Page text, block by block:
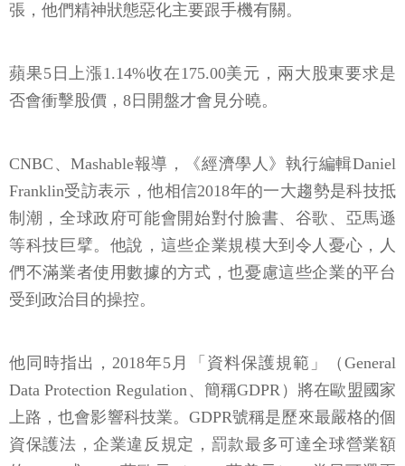
張，他們精神狀態惡化主要跟手機有關。
蘋果5日上漲1.14%收在175.00美元，兩大股東要求是
否會衝擊股價，8日開盤才會見分曉。
CNBC、Mashable報導，《經濟學人》執行編輯Daniel
Franklin受訪表示，他相信2018年的一大趨勢是科技抵
制潮，全球政府可能會開始對付臉書、谷歌、亞馬遜
等科技巨擘。他說，這些企業規模大到令人憂心，人
們不滿業者使用數據的方式，也憂慮這些企業的平台
受到政治目的操控。
他同時指出，2018年5月「資料保護規範」（General
Data Protection Regulation、簡稱GDPR）將在歐盟國家
上路，也會影響科技業。GDPR號稱是歷來最嚴格的個
資保護法，企業違反規定，罰款最多可達全球營業額